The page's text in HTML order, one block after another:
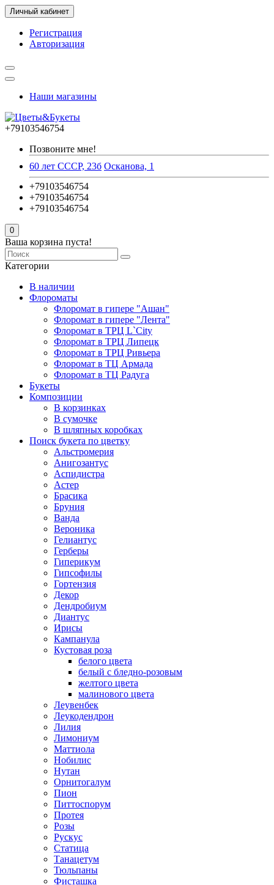
Личный кабинет
Регистрация
Авторизация
Наши магазины
+79103546754
Позвоните мне!
60 лет СССР, 23б Осканова, 1
+79103546754
+79103546754
+79103546754
0
Ваша корзина пуста!
Категории
В наличии
Флороматы
Флоромат в гипере "Ашан"
Флоромат в гипере "Лента"
Флоромат в ТРЦ L`City
Флоромат в ТРЦ Липецк
Флоромат в ТРЦ Ривьера
Флоромат в ТЦ Армада
Флоромат в ТЦ Радуга
Букеты
Композиции
В корзинках
В сумочке
В шляпных коробках
Поиск букета по цветку
Альстромерия
Анигозантус
Аспидистра
Астер
Брасика
Бруния
Ванда
Вероника
Гелиантус
Герберы
Гиперикум
Гипсофилы
Гортензия
Декор
Дендробиум
Диантус
Ирисы
Кампанула
Кустовая роза
белого цвета
белый с бледно-розовым
желтого цвета
малинового цвета
Леувенбек
Леукодендрон
Лилия
Лимониум
Маттиола
Нобилис
Нутан
Орнитогалум
Пион
Питтоспорум
Протея
Розы
Рускус
Статица
Танацетум
Тюльпаны
Фисташка